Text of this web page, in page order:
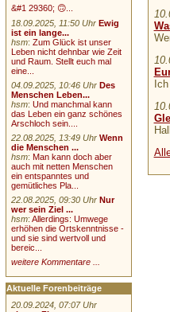
&#1 29360; 🙃...
18.09.2025, 11:50 Uhr Ewig
ist ein lange...
hsm:Zum Glück ist unser
Leben nicht dehnbar wie Zeit
und Raum. Stellt euch mal
eine...
04.09.2025, 10:46 Uhr Des
Menschen Leben...
hsm:Und manchmal kann
das Leben ein ganz schönes
Arschloch sein....
22.08.2025, 13:49 Uhr Wenn
die Menschen ...
hsm:Man kann doch aber
auch mit netten Menschen
ein entspanntes und
gemütliches Pla...
22.08.2025, 09:30 Uhr Nur
wer sein Ziel ...
hsm:Allerdings: Umwege
erhöhen die Ortskenntnisse -
und sie sind wertvoll und
bereic...
weitere Kommentare ...
Aktuelle Forenbeiträge
20.09.2024, 07:07 Uhr